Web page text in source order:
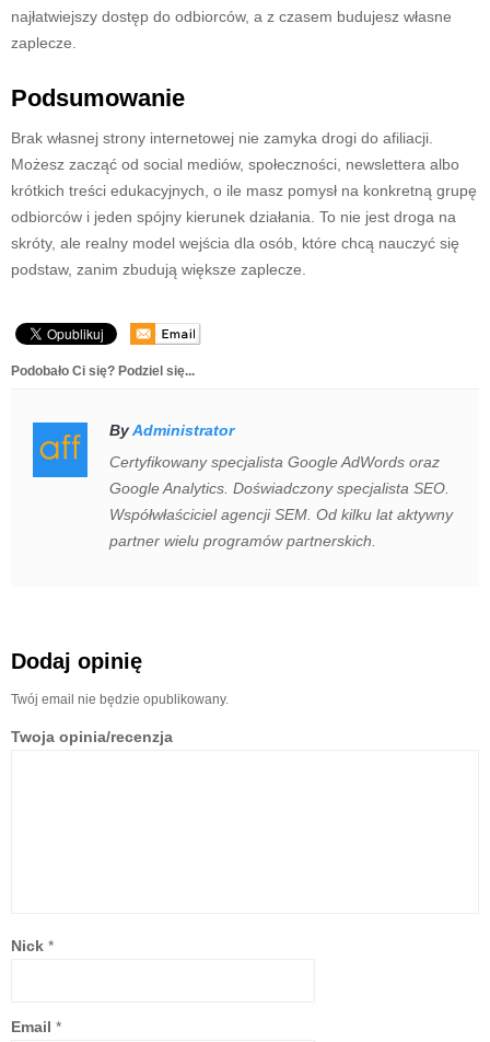
najłatwiejszy dostęp do odbiorców, a z czasem budujesz własne
zaplecze.
Podsumowanie
Brak własnej strony internetowej nie zamyka drogi do afiliacji.
Możesz zacząć od social mediów, społeczności, newslettera albo
krótkich treści edukacyjnych, o ile masz pomysł na konkretną grupę
odbiorców i jeden spójny kierunek działania. To nie jest droga na
skróty, ale realny model wejścia dla osób, które chcą nauczyć się
podstaw, zanim zbudują większe zaplecze.
Podobało Ci się? Podziel się...
ByAdministrator
Certyfikowany specjalista Google AdWords oraz
Google Analytics. Doświadczony specjalista SEO.
Współwłaściciel agencji SEM. Od kilku lat aktywny
partner wielu programów partnerskich.
Dodaj opinię
Twój email nie będzie opublikowany.
Twoja opinia/recenzja
Nick *
Email *